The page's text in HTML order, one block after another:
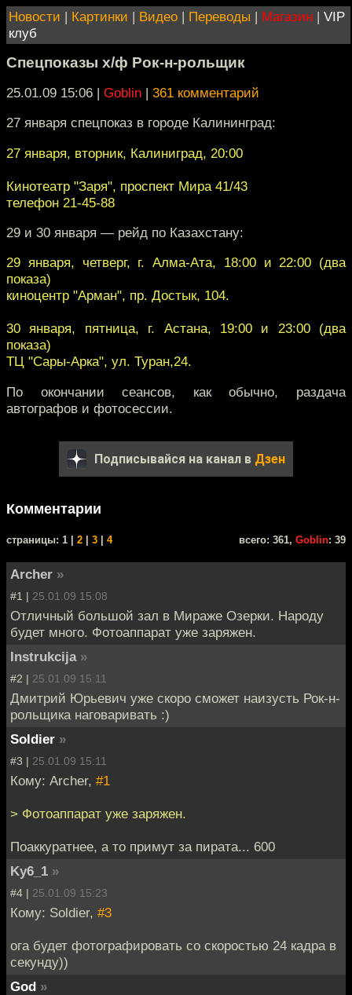
Новости | Картинки | Видео | Переводы | Магазин | VIP
клуб
Спецпоказы х/ф Рок-н-рольщик
25.01.09 15:06 | Goblin | 361 комментарий
27 января спецпоказ в городе Калининград:
27 января, вторник, Калиниград, 20:00
Кинотеатр "Заря", проспект Мира 41/43
телефон 21-45-88
29 и 30 января — рейд по Казахстану:
29 января, четверг, г. Алма-Ата, 18:00 и 22:00 (два
показа)
киноцентр "Арман", пр. Достык, 104.
30 января, пятница, г. Астана, 19:00 и 23:00 (два
показа)
ТЦ "Сары-Арка", ул. Туран,24.
По окончании сеансов, как обычно, раздача
автографов и фотосессии.
Подписывайся на канал в Дзен
Комментарии
cтраницы: 1 | 2 | 3 | 4 всего: 361, Goblin: 39
Archer »
#1 | 25.01.09 15:08
Отличный большой зал в Мираже Озерки. Народу
будет много. Фотоаппарат уже заряжен.
Instrukcija »
#2 | 25.01.09 15:11
Дмитрий Юрьевич уже скоро сможет наизусть Рок-н-
рольщика наговаривать :)
Soldier »
#3 | 25.01.09 15:11
Кому: Archer, #1
> Фотоаппарат уже заряжен.
Поаккуратнее, а то примут за пирата... 600
Ky6_1 »
#4 | 25.01.09 15:23
Кому: Soldier, #3
ога будет фотографировать со скоростью 24 кадра в
секунду))
God »